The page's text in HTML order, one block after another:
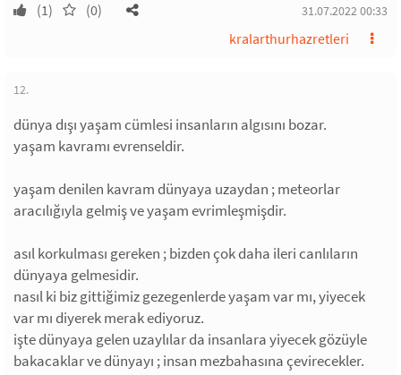
(1) (0) 31.07.2022 00:33
kralarthurhazretleri
12.
dünya dışı yaşam cümlesi insanların algısını bozar.
yaşam kavramı evrenseldir.
yaşam denilen kavram dünyaya uzaydan ; meteorlar
aracılığıyla gelmiş ve yaşam evrimleşmişdir.
asıl korkulması gereken ; bizden çok daha ileri canlıların
dünyaya gelmesidir.
nasıl ki biz gittiğimiz gezegenlerde yaşam var mı, yiyecek
var mı diyerek merak ediyoruz.
işte dünyaya gelen uzaylılar da insanlara yiyecek gözüyle
bakacaklar ve dünyayı ; insan mezbahasına çevirecekler.